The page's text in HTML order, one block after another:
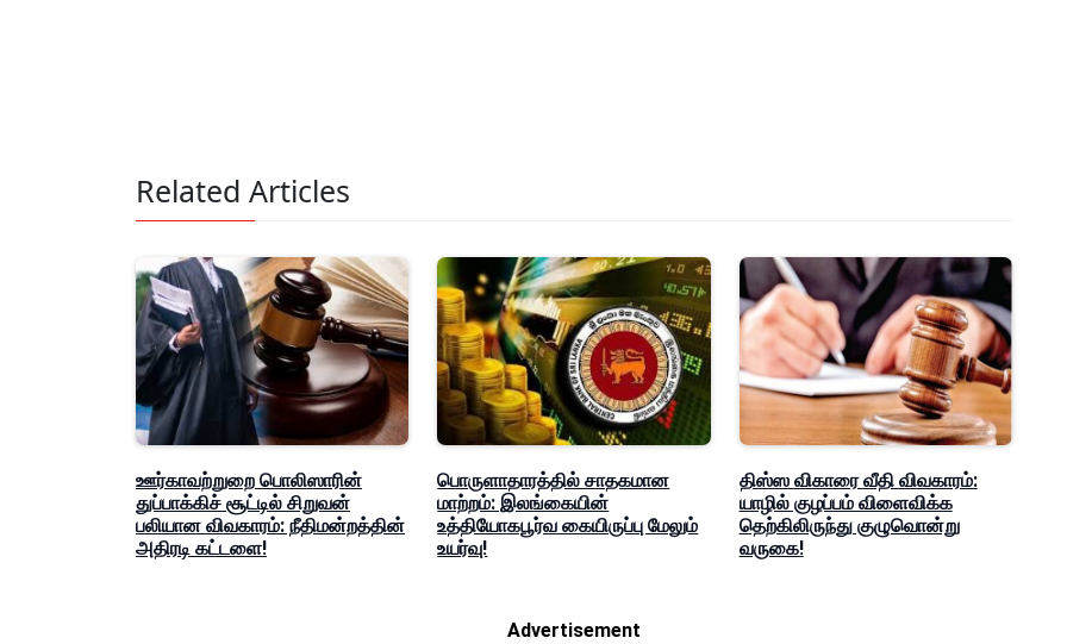
Related Articles
ஊர்காவற்றுறை பொலிஸாரின்
துப்பாக்கிச் சூட்டில் சிறுவன்
பலியான விவகாரம்: நீதிமன்றத்தின்
அதிரடி கட்டளை!
பொருளாதாரத்தில் சாதகமான
மாற்றம்: இலங்கையின்
உத்தியோகபூர்வ கையிருப்பு மேலும்
உயர்வு!
திஸ்ஸ விகாரை வீதி விவகாரம்:
யாழில் குழப்பம் விளைவிக்க
தெற்கிலிருந்து குழுவொன்று
வருகை!
Advertisement